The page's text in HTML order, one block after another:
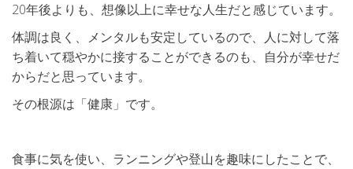
20年後よりも、想像以上に幸せな人生だと感じています。
体調は良く、メンタルも安定しているので、人に対して落
ち着いて穏やかに接することができるのも、自分が幸せだ
からだと思っています。
その根源は「健康」です。
食事に気を使い、ランニングや登山を趣味にしたことで、